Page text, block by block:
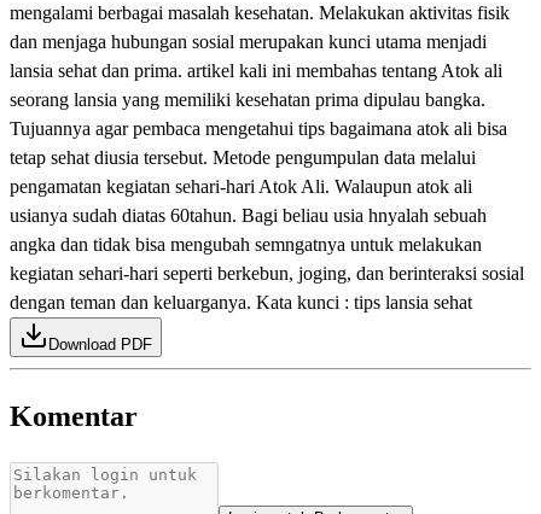
mengalami berbagai masalah kesehatan. Melakukan aktivitas fisik
dan menjaga hubungan sosial merupakan kunci utama menjadi
lansia sehat dan prima. artikel kali ini membahas tentang Atok ali
seorang lansia yang memiliki kesehatan prima dipulau bangka.
Tujuannya agar pembaca mengetahui tips bagaimana atok ali bisa
tetap sehat diusia tersebut. Metode pengumpulan data melalui
pengamatan kegiatan sehari-hari Atok Ali. Walaupun atok ali
usianya sudah diatas 60tahun. Bagi beliau usia hnyalah sebuah
angka dan tidak bisa mengubah semngatnya untuk melakukan
kegiatan sehari-hari seperti berkebun, joging, dan berinteraksi sosial
dengan teman dan keluarganya. Kata kunci : tips lansia sehat
Download PDF
Komentar